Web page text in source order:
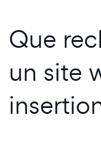
Que
un site